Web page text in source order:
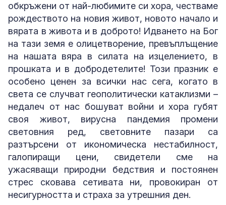
обкръжени от най-любимите си хора, честваме
рождеството на новия живот, новото начало и
вярата в живота и в доброто! Идването на Бог
на тази земя е олицетворение, превъплъщение
на нашата вяра в силата на изцелението, в
прошката и в добродетелите! Този празник е
особено ценен за всички нас сега, когато в
света се случват геополитически катаклизми –
недалеч от нас бошуват войни и хора губят
своя живот, вирусна пандемия промени
световния ред, световните пазари са
разтърсени от икономическа нестабилност,
галопиращи цени, свидетели сме на
ужасяващи природни бедствия и постоянен
стрес сковава сетивата ни, провокиран от
несигурността и страха за утрешния ден.